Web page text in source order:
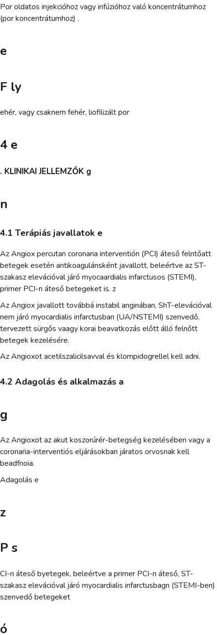
Por oldatos injekcióhoz vagy infúzióhoz való koncentrátumhoz
(por koncentrátumhoz) .
e
F ly
ehér, vagy csaknem fehér, liofilizált por
4 e
. KLINIKAI JELLEMZŐK g
n
4.1 Terápiás javallatok e
Az Angiox percutan coronaria interventión (PCI) áteső felntőatt
betegek esetén antikoagulánsként javallott, beleértve az ST-
szakasz elevációval járó myocaardialis infarctusos (STEMI),
primer PCI-n áteső betegeket is. z
Az Angiox javallott továbbá instabil anginában, ShT-elevációval
nem járó myocardialis infarctusban (UA/NSTEMI) szenvedő,
tervezett sürgős vaagy korai beavatkozás előtt álló felnőtt
betegek kezelésére.
Az Angioxot acetilszalicilsavval és klompidogrellel kell adni.
4.2 Adagolás és alkalmazás a
g
Az Angioxot az akut koszorúrér-betegség kezelésében vagy a
coronaria-interventiós eljárásokban járatos orvosnak kell
beadfnoia.
Adagolás e
z
P s
CI-n áteső byetegek, beleértve a primer PCI-n áteső, ST-
szakasz elevációval járó myocardialis infarctusbagn (STEMI-ben)
szenvedő betegeket
ó